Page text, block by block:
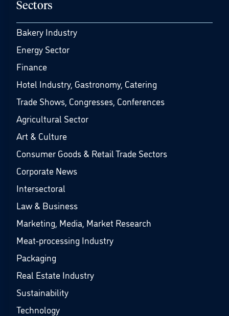
Sectors
Bakery Industry
Energy Sector
Finance
Hotel Industry, Gastronomy, Catering
Trade Shows, Congresses, Conferences
Agricultural Sector
Art & Culture
Consumer Goods & Retail Trade Sectors
Corporate News
Intersectoral
Law & Business
Marketing, Media, Market Research
Meat-processing Industry
Packaging
Real Estate Industry
Sustainability
Technology